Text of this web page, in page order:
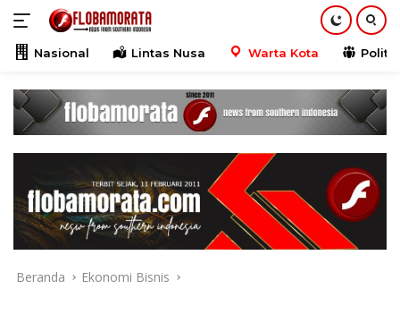
Langsung
kontenNasional Lintas Nusa Warta Kota Politik
Beranda Ekonomi Bisnis